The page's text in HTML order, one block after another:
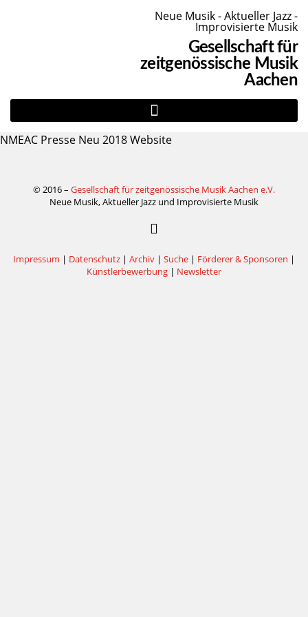
Neue Musik - Aktueller Jazz -
Improvisierte Musik
Gesellschaft für
zeitgenössische Musik
Aachen
NMEAC Presse Neu 2018 Website
© 2016 – Gesellschaft für zeitgenössische Musik Aachen e.V.
Neue Musik, Aktueller Jazz und Improvisierte Musik
Impressum | Datenschutz | Archiv | Suche | Förderer & Sponsoren |
Künstlerbewerbung | Newsletter